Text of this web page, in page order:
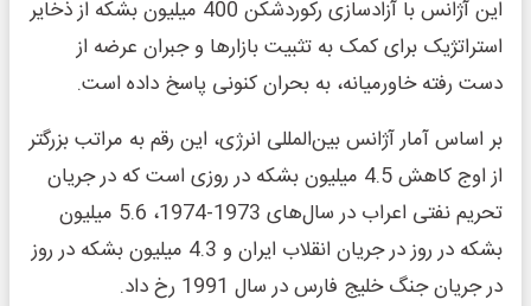
این آژانس با آزادسازی رکوردشکن 400 میلیون بشکه از ذخایر
استراتژیک برای کمک به تثبیت بازارها و جبران عرضه از
دست رفته خاورمیانه، به بحران کنونی پاسخ داده است.
بر اساس آمار آژانس بین‌المللی انرژی، این رقم به مراتب بزرگتر
از اوج کاهش 4.5 میلیون بشکه در روزی است که در جریان
تحریم نفتی اعراب در سال‌های 1973-1974، 5.6 میلیون
بشکه در روز در جریان انقلاب ایران و 4.3 میلیون بشکه در روز
در جریان جنگ خلیج فارس در سال 1991 رخ داد.